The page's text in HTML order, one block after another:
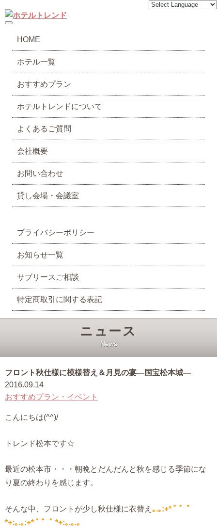
toggle navigation
HOME
ホテル一覧
おすすめプラン
ホテルトレンドについて
よくあるご質問
会社概要
お問い合わせ
貸し会場・会議室
プライバシーポリシー
お知らせ一覧
サブリースご相談
特定商取引に関する表記
ニュース
News
フロント秋仕様に模様替え＆月見の宴―国宝松本城―
2016.09.14
おすすめプラン・イベント
こんにちは(^^)/
トレンド松本です☆
最近の松本市・・・朝晩とだんだんと秋を感じる季節にな
り夏の終わりを感じます。
そんな中、フロントが少し秋仕様に衣替え ｡.｡:+* ﾟ ゜ﾟ
*+:｡.｡:+* ﾟ ゜ﾟ *+:｡.｡.｡